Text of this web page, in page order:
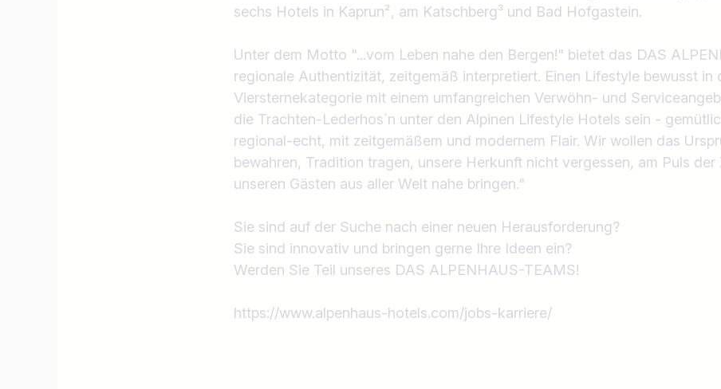
sechs Hotels in Kaprun², am Katschberg³ und Bad Hofgastein.
Unter dem Motto "...vom Leben nahe den Bergen!" bietet das DAS
regionale Authentizität, zeitgemäß interpretiert. Einen Lifestyle bewusst in
Viersternekategorie mit einem umfangreichen Verwöhn- und
die Trachten-Lederhos´n unter den Alpinen Lifestyle Hotels sein -
regional-echt, mit zeitgemäßem und modernem Flair. Wir wollen das
bewahren, Tradition tragen, unsere Herkunft nicht vergessen, am Puls der
unseren Gästen aus aller Welt nahe bringen."
Sie sind auf der Suche nach einer neuen Herausforderung?
Sie sind innovativ und bringen gerne Ihre Ideen ein?
​Werden Sie Teil unseres DAS ALPENHAUS-TEAMS!
https://www.alpenhaus-hotels.com/jobs-karriere/